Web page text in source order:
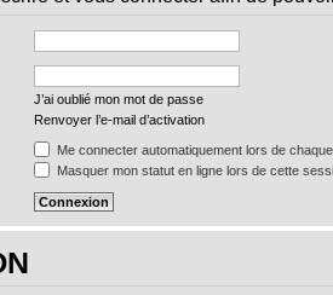
J’ai oublié mon mot de passe
Renvoyer l’e-mail d’activation
Me connecter automatiquement lors de
Masquer mon statut en ligne lors de cette